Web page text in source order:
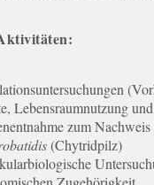
Lebensraumnutzung
zum Nachweis
(Chytridpilz)